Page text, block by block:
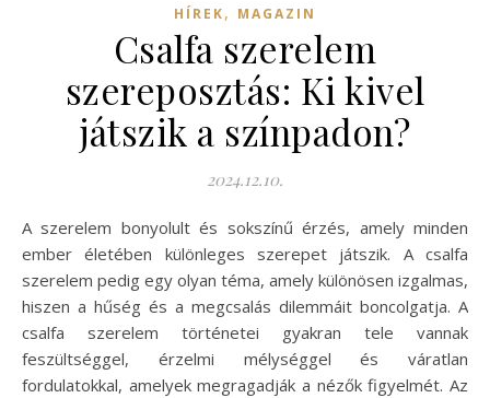
HÍREK, MAGAZIN
Csalfa szerelem
szereposztás: Ki kivel
játszik a színpadon?
2024.12.10.
A szerelem bonyolult és sokszínű érzés, amely minden
ember életében különleges szerepet játszik. A csalfa
szerelem pedig egy olyan téma, amely különösen izgalmas,
hiszen a hűség és a megcsalás dilemmáit boncolgatja. A
csalfa szerelem történetei gyakran tele vannak
feszültséggel, érzelmi mélységgel és váratlan
fordulatokkal, amelyek megragadják a nézők figyelmét. Az